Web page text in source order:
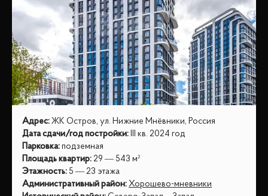
Адрес: ЖК Остров, ул. Нижние Мнёвники, Россия
Дата сдачи/год постройки: III кв. 2024 год
Парковка: подземная
Площадь квартир: 29 — 543 м²
Этажность: 5 — 23 этажа
Административный район: Хорошево-мневники